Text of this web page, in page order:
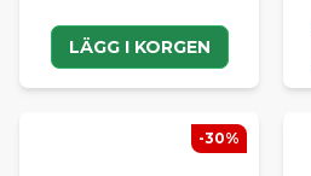
LÄGG I KORGEN
-30%